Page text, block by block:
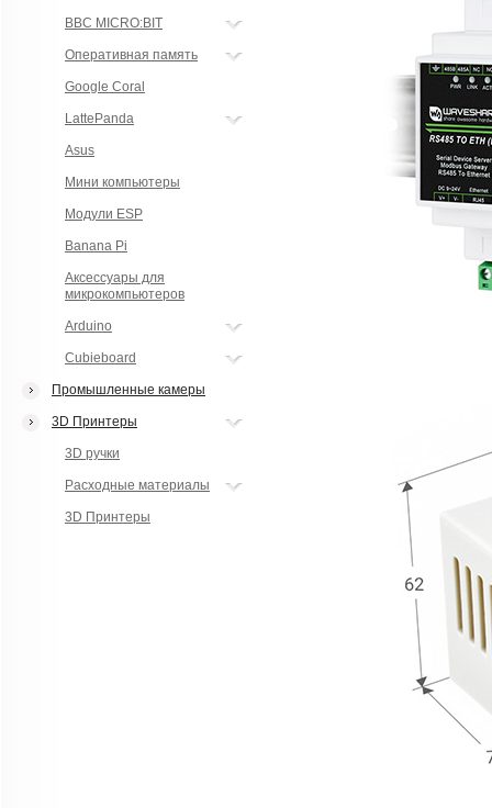
BBC MICRO:BIT
Оперативная память
Google Coral
LattePanda
Asus
Мини компьютеры
Модули ESP
Banana Pi
Аксессуары для
микрокомпьютеров
Arduino
Cubieboard
Промышленные камеры
3D Принтеры
3D ручки
Расходные материалы
3D Принтеры